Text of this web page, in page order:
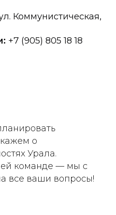
Коммунистическая,
+7 (905) 805 18 18
о
Урала.
команде — мы с
все ваши вопросы!